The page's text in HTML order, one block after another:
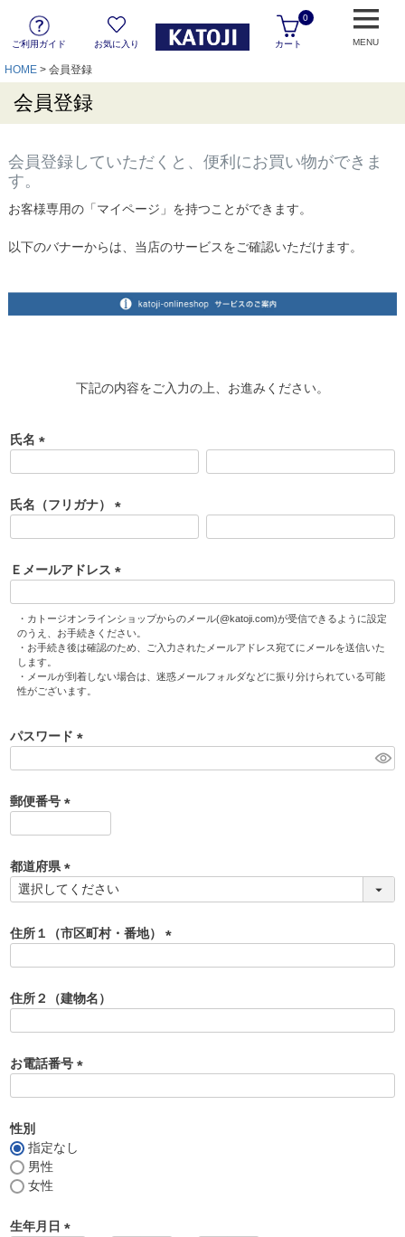
ご利用ガイド お気に入り カート
0
MENU
HOME 会員登録
会員登録
会員登録していただくと、便利にお買い物ができま
す。
お客様専用の「マイページ」を持つことができます。
以下のバナーからは、当店のサービスをご確認いただけます。
下記の内容をご入力の上、お進みください。
氏名
須
)
氏名（フリガナ）
須
)
Ｅメールアドレス
必
須
)
・カトージオンラインショップからのメール(@katoji.com)が受信できるように設定
のうえ、お手続きください。
・お手続き後は確認のため、ご入力されたメールアドレス宛てにメールを送信いた
します。
・メールが到着しない場合は、迷惑メールフォルダなどに振り分けられている可能
性がございます。
パスワード
)
郵便番号
須
)
都道府県
(
須
)
住所１（市区町村・番地）
)
住所２（建物名）
お電話番号
性別
指定なし
男性
女性
生年月日